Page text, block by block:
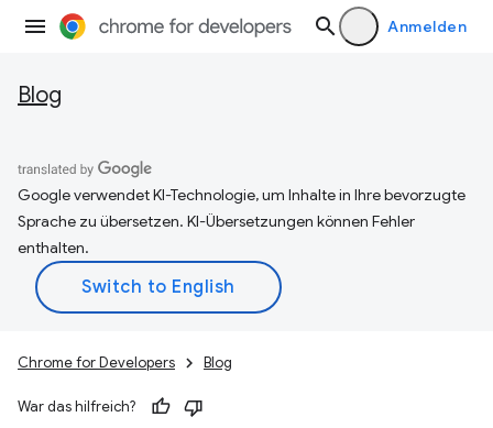
Anmelden
Blog
Google verwendet KI-Technologie, um Inhalte in Ihre bevorzugte
Sprache zu übersetzen. KI-Übersetzungen können Fehler
enthalten.
Chrome for Developers Blog
War das hilfreich?